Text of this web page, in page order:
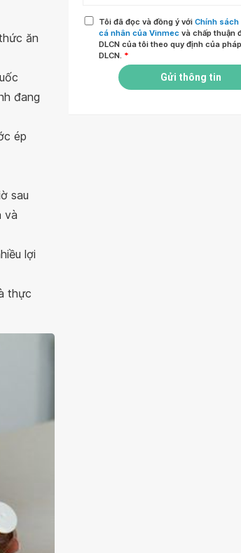
ăn
đang
ép
sau
và
lợi
thực
Tôi đã đọc và đồng ý với Chính sách
cá nhân của Vinmec và chấp thuận
DLCN của tôi theo quy định của
DLCN. *
Gửi thông tin